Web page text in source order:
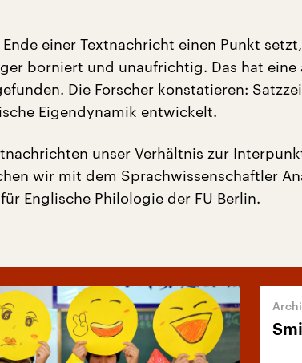
Ende einer Textnachricht einen Punkt
borniert und unaufrichtig. Das hat
Die Forscher konstatieren:
Eigendynamik entwickelt.
unser Verhältnis zur
wir mit dem Sprachwissenschaftler
Englische Philologie der FU Berlin.